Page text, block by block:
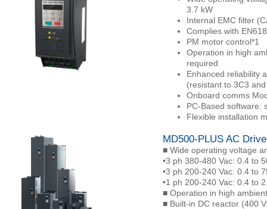
3.7 kW
Internal EMC filter
Complies with
PM motor control*1
Operation in high
required
Enhanced reliability
(resistant to 3C3
Onboard comms
PC-Based software:
Flexible installation
MD500-PLUS AC Drive
■ Wide operating voltage
•3 ph 380-480 Vac: 0.4 to
•3 ph 200-240 Vac: 0.4 to
•1 ph 200-240 Vac: 0.4 to
■ Operation in high
■ Built-in DC reactor (400